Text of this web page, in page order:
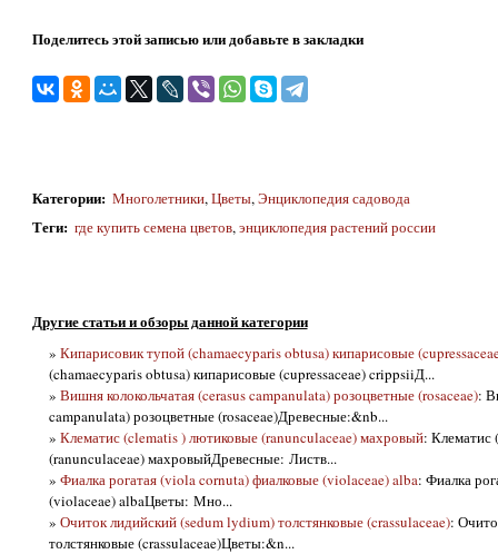
Поделитесь этой записью или добавьте в закладки
Категории: Многолетники,Цветы,Энциклопедия садовода
Теги: где купить семена цветов,энциклопедия растений россии
Другие статьи и обзоры данной категории
» Кипарисовик тупой (chamaecyparis obtusa) кипарисовые
(chamaecyparis obtusa) кипарисовые (cupressaceae) crippsiiД...
» Вишня колокольчатая (cerasus campanulata) розоцветные (rosaceae):
campanulata) розоцветные (rosaceae)Древесные:&nb...
» Клематис (clematis ) лютиковые (ranunculaceae) махровый: Клематис
(ranunculaceae) махровыйДревесные: Листв...
» Фиалка рогатая (viola cornuta) фиалковые (violaceae) alba: Фиалка
(violaceae) albaЦветы: Мно...
» Очиток лидийский (sedum lydium) толстянковые (crassulaceae):
толстянковые (crassulaceae)Цветы:&n...